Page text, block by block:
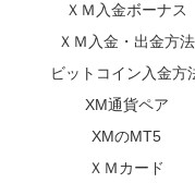
ＸＭ入金ボーナス
ＸＭ入金・出金方法
ビットコイン入金方
XM通貨ペア
XMのMT5
ＸＭカード